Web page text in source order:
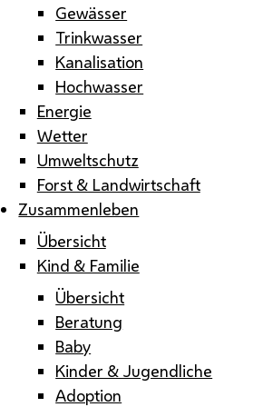
Gewässer
Trinkwasser
Kanalisation
Hochwasser
Energie
Wetter
Umweltschutz
Forst & Landwirtschaft
Zusammenleben
Übersicht
Kind & Familie
Übersicht
Beratung
Baby
Kinder & Jugendliche
Adoption